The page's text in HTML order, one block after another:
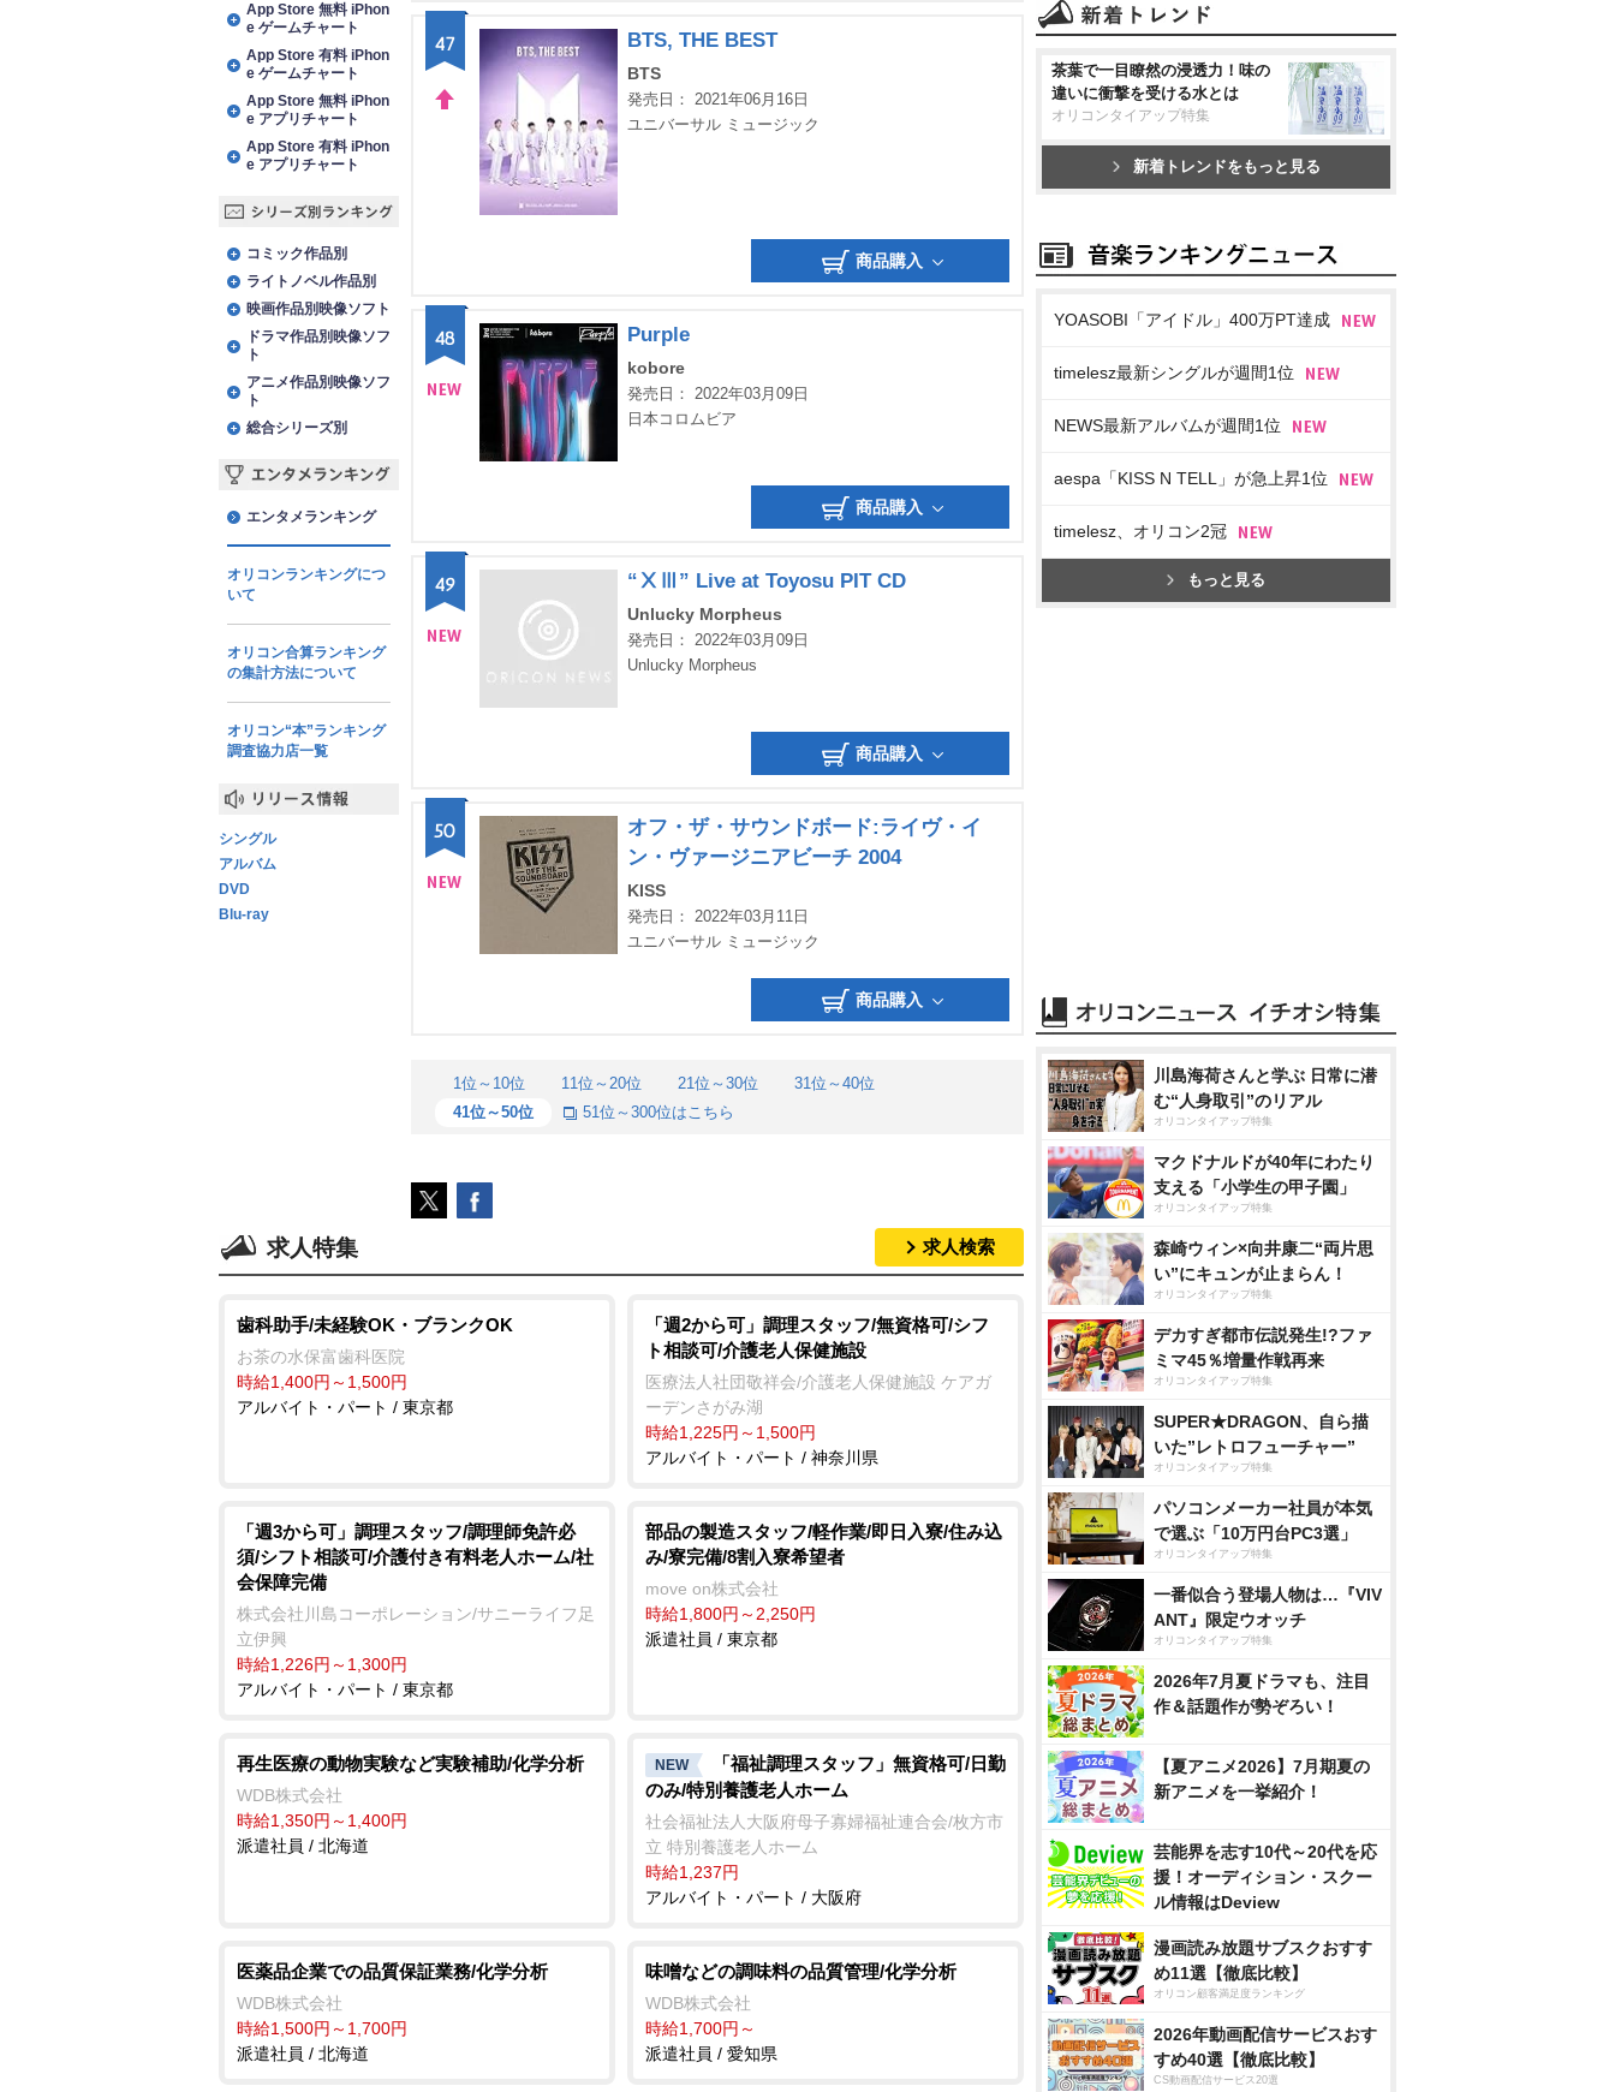
47 BTS, THE BEST
BTS
発売日： 2021年06月16日
ユニバーサル ミュージック
商品購入
48 Purple
kobore
発売日： 2022年03月09日
日本コロムビア
商品購入
49 “ⅩⅢ” Live at Toyosu PIT CD
Unlucky Morpheus
発売日： 2022年03月09日
Unlucky Morpheus
商品購入
50
オフ・ザ・サウンドボード:ライヴ・イ
ン・ヴァージニアビーチ 2004
KISS
発売日： 2022年03月11日
ユニバーサル ミュージック
商品購入
1位～10位 11位～20位 21位～30位
31位～40位
41位～50位
51位～300位はこちら
App Store 無料 iPhon
e ゲームチャート
App Store 有料 iPhon
e ゲームチャート
App Store 無料 iPhon
e アプリチャート
App Store 有料 iPhon
e アプリチャート
コミック作品別
ライトノベル作品別
映画作品別映像ソフト
ドラマ作品別映像ソフ
ト
アニメ作品別映像ソフ
ト
総合シリーズ別
エンタメランキング
オリコンランキングにつ
いて
オリコン合算ランキング
の集計方法について
オリコン“本”ランキング
調査協力店一覧
シングル
アルバム
DVD
Blu-ray
求人特集 求人検索
歯科助手/未経験OK・ブランクOK
お茶の水保富歯科医院
時給1,400円～1,500円
アルバイト・パート / 東京都
「週2から可」調理スタッフ/無資格可/シフ
ト相談可/介護老人保健施設
医療法人社団敬祥会/介護老人保健施設 ケアガ
ーデンさがみ湖
時給1,225円～1,500円
アルバイト・パート / 神奈川県
「週3から可」調理スタッフ/調理師免許必
須/シフト相談可/介護付き有料老人ホーム/社
会保障完備
株式会社川島コーポレーション/サニーライフ足
立伊興
時給1,226円～1,300円
アルバイト・パート / 東京都
部品の製造スタッフ/軽作業/即日入寮/住み込
み/寮完備/8割入寮希望者
move on株式会社
時給1,800円～2,250円
派遣社員 / 東京都
再生医療の動物実験など実験補助/化学分析
WDB株式会社
時給1,350円～1,400円
派遣社員 / 北海道
NEW
「福祉調理スタッフ」無資格可/日勤
のみ/特別養護老人ホーム
社会福祉法人大阪府母子寡婦福祉連合会/枚方市
立 特別養護老人ホーム
時給1,237円
アルバイト・パート / 大阪府
医薬品企業での品質保証業務/化学分析
WDB株式会社
時給1,500円～1,700円
派遣社員 / 北海道
味噌などの調味料の品質管理/化学分析
WDB株式会社
時給1,700円～
派遣社員 / 愛知県
茶葉で一目瞭然の浸透力！味の
違いに衝撃を受ける水とは
オリコンタイアップ特集
新着トレンドをもっと見る
YOASOBI「アイドル」400万PT達成
timelesz最新シングルが週間1位
NEWS最新アルバムが週間1位
aespa「KISS N TELL」が急上昇1位
timelesz、オリコン2冠
もっと見る
川島海荷さんと学ぶ 日常に潜
む“人身取引”のリアル
オリコンタイアップ特集
マクドナルドが40年にわたり
支える「小学生の甲子園」
オリコンタイアップ特集
森崎ウィン×向井康二“両片思
い”にキュンが止まらん！
オリコンタイアップ特集
デカすぎ都市伝説発生!?ファ
ミマ45％増量作戦再来
オリコンタイアップ特集
SUPER★DRAGON、自ら描
いた”レトロフューチャー”
オリコンタイアップ特集
パソコンメーカー社員が本気
で選ぶ「10万円台PC3選」
オリコンタイアップ特集
一番似合う登場人物は…『VIV
ANT』限定ウオッチ
オリコンタイアップ特集
2026年7月夏ドラマも、注目
作＆話題作が勢ぞろい！
【夏アニメ2026】7月期夏の
新アニメを一挙紹介！
芸能界を志す10代～20代を応
援！オーディション・スクー
ル情報はDeview
漫画読み放題サブスクおすす
め11選【徹底比較】
オリコン顧客満足度ランキング
2026年動画配信サービスおす
すめ40選【徹底比較】
CS動画配信サービス20選